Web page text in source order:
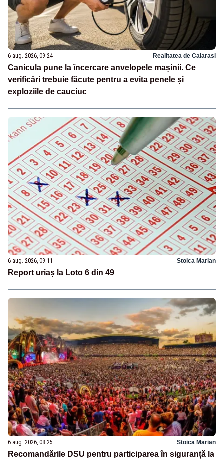
6 aug. 2026, 09:24 Realitatea de Calarasi
Canicula pune la încercare anvelopele mașinii. Ce
verificări trebuie făcute pentru a evita penele și
exploziile de cauciuc
6 aug. 2026, 09:11 Stoica Marian
Report uriaș la Loto 6 din 49
6 aug. 2026, 08:25 Stoica Marian
Recomandările DSU pentru participarea în siguranță la